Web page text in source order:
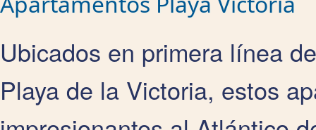
Ubicados en primera línea
Playa de la Victoria, estos